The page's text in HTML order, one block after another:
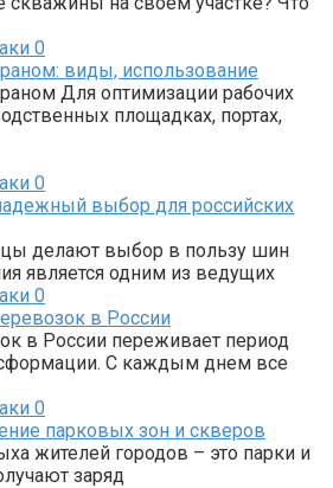
0
виды, использование
Для оптимизации рабочих
площадках, портах,
0
выбор для российских
делают выбор в пользу шин
является одним из ведущих
0
в России
в России переживает период
С каждым днем все
0
парковых зон и скверов
жителей городов – это парки и
заряд